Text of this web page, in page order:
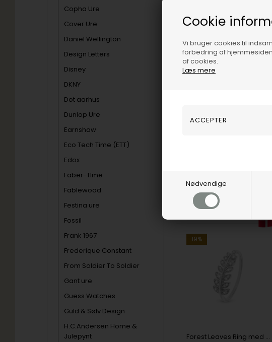
Cookie
Vi bruger cookies til
forbedring af
af cookies.
Læs mere
Nødvendige
Copha Ure
Cover Ure
Daniel Wellington
Design Letters
Disney
DKNY
Dot aarhus
Dunlop Ure
Earnshaw
Eco Tech Time (ETT)
Edox
Faber-TIme
Fablewood
Festina ure
Fossil
Frank 1967
Frederique Constant
From Soldier To Soldier
Gant ure
Guess Watches
Guld & Sølv Design
H.C.Andersen Home &
Julepynt
323,00 DKK
2.29.A-49
Fjernlager
19%
Forest Leaves Ring med zirkonia blade i 925 sterling sølv str 49